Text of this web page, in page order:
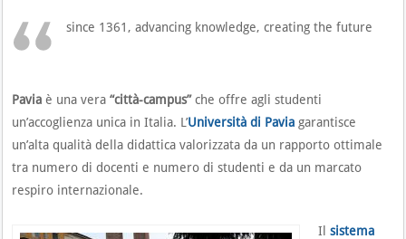
since 1361, advancing knowledge, creating the future
Pavia è una vera “città-campus”che offre agli studenti
un’accoglienza unica in Italia. L’Università di Pavia garantisce
un’alta qualità della didattica valorizzata da un rapporto ottimale
tra numero di docenti e numero di studenti e da un marcato
respiro internazionale.
Ilsistema